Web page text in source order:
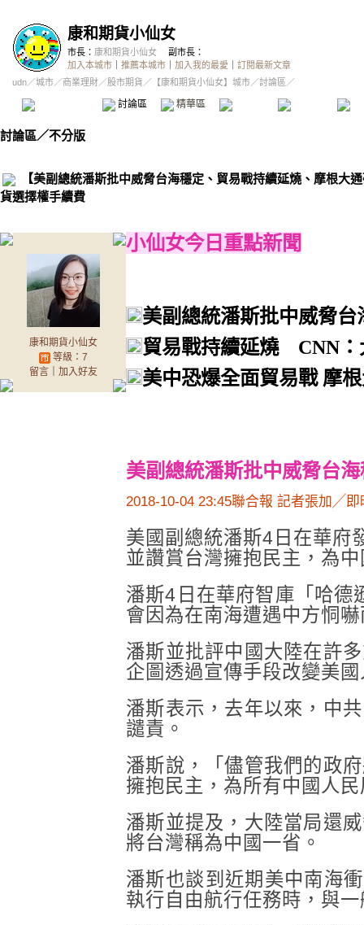
康和期貨小仙女
市長： 康和期貨小仙女
副市長：
加入本城市
推薦本城市 加入我的最愛
訂閱最新文章
udn／城市／商業理財／股市期貨 ／ 【康和期貨小仙女】城市／討論區／
討論區 精華區 投票區 影像館
討論區／不分版
【美副總統潘斯批中威脅台海穩定、貿易戰持續延燒、摩根大
貨選擇權手續費
康和期貨小仙女
等級：7
留言｜ 加入好友
小仙女今日重點新聞
美副總統潘斯批中威脅
貿易戰持續延燒 CNN：
美中恐爆全面貿易戰 摩
美副總統潘斯批中威脅台
2018-10-04 23:45聯合報 記者張加╱即
美國副總統潘斯4日在華府
並讚賞台灣擁抱民主，為
潘斯4日在華府智庫「哈
會因為在南海遭遇中方恫
潘斯並批評中國大陸在許
企圖透過宣傳手段改變美
潘斯表示，去年以來，中
譴責。
潘斯說，「儘管我們的政
擁抱民主，為所有中國人
潘斯並提及，大陸當局還
將台灣稱為中國一省。
潘斯也談到近期美中南海
執行自由航行任務時，與